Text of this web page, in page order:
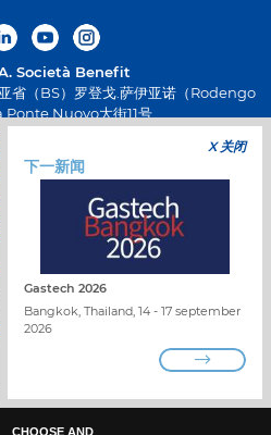
术。了解禁用非必要Cookie的更多详情
CHOOSE AND
Società Benefit
省（BS）罗登戈.萨伊亚诺（Rodengo
Nuovo大街11号
亚省（BS）帕西拉诺（Passirano），
大街12号
传真.+39 0308900423
Code: 01661640175 - 工商注册号：
258271
已全额缴纳
全新应用
合作
X 关闭
下一新闻
Gastech 2026
Bangkok, Thailand, 14 - 17 september
2026